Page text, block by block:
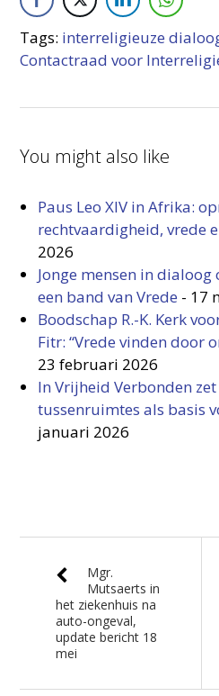
Tags: interreligieuze
Contactraad voor
You might also like
Paus Leo XIV in Afrika:
rechtvaardigheid, vrede
2026
Jonge mensen in
een band van Vrede - 17
Boodschap R.-K. Kerk
Fitr: “Vrede vinden door
23 februari 2026
In Vrijheid Verbonden zet
tussenruimtes als basis
januari 2026
Mgr.
Mutsaerts in
het ziekenhuis na
auto-ongeval,
update bericht 18
mei